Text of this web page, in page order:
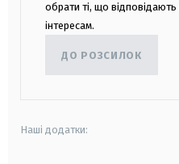
обрати ті, що
інтересам.
ДО РОЗСИЛОК
Наші додатки: